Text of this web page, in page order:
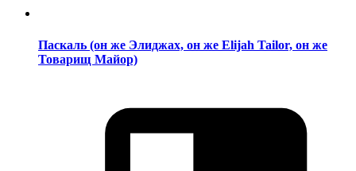
Паскаль (он же Элиджах, он же Elijah Tailor, он же
Товарищ Майор)